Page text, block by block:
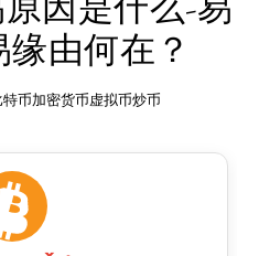
由何在？
特币加密货币虚拟币炒币